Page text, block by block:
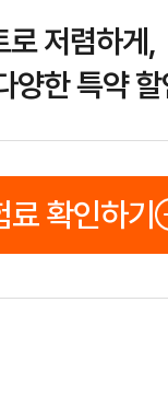
로 저렴하게,
양한 특약
료 확인하기